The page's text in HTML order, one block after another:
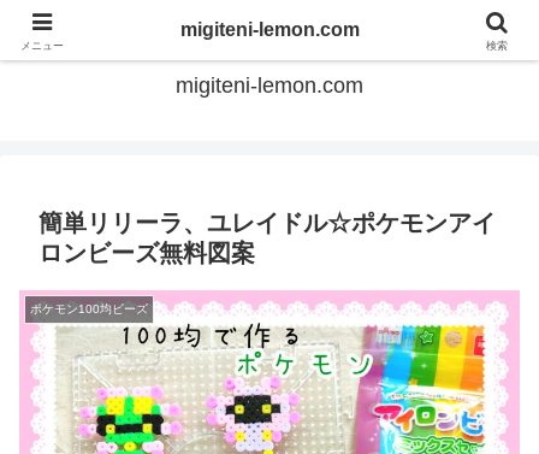
てのひらアイロンビーズ
migiteni-lemon.com
簡単リリーラ、ユレイドル☆ポケモンアイ
ロンビーズ無料図案
ポケモン100均ビーズ
メニュー
migiteni-lemon.com
検索